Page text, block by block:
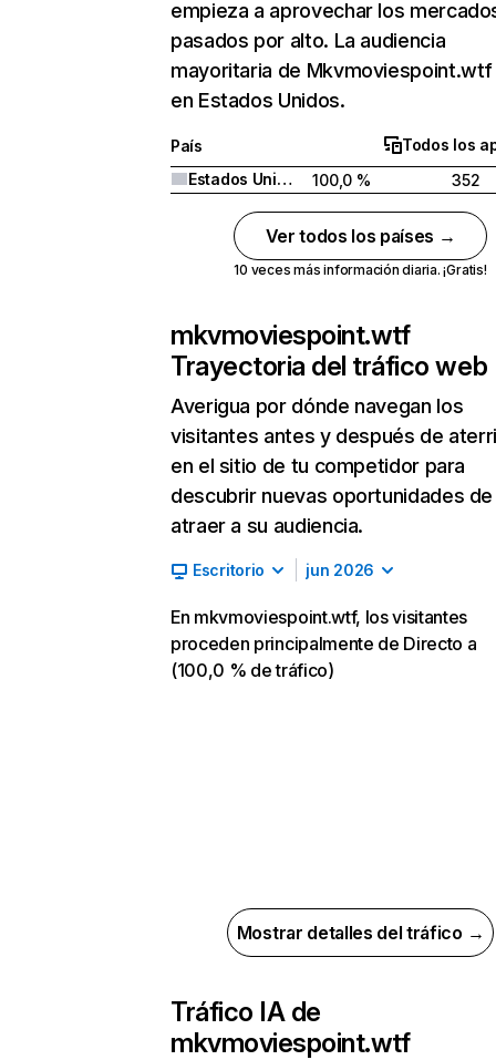
empieza a aprovechar los
pasados por alto. La audiencia
mayoritaria de
en Estados Unidos.
País
Todos los
Estados Unidos
100,0 % 352
Ver todos los países →
10 veces más información diaria. ¡Gratis!
mkvmoviespoint.wtf
Trayectoria del tráfico web
Averigua por dónde navegan los
visitantes antes y después de
en el sitio de tu competidor para
descubrir nuevas oportunidades de
atraer a su audiencia.
Escritorio jun 2026
En mkvmoviespoint.wtf, los visitantes
proceden principalmente de Directo a
(100,0 % de tráfico)
Mostrar detalles del tráfico →
Tráfico IA de
mkvmoviespoint.wtf